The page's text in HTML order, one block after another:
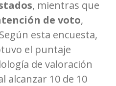
, mientras que
de voto,
esta encuesta,
el puntaje
de valoración
alcanzar 10 de 10